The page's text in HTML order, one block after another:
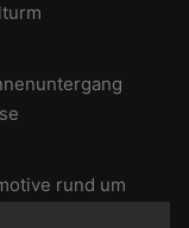
rund um